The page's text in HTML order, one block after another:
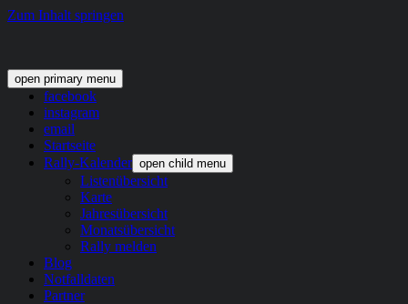
Zum Inhalt springen
open primary menu
facebook
instagram
email
Startseite
Rally-Kalender open child menu
Listenübersicht
Karte
Jahresübersicht
Monatsübersicht
Rally melden
Blog
Notfalldaten
Partner